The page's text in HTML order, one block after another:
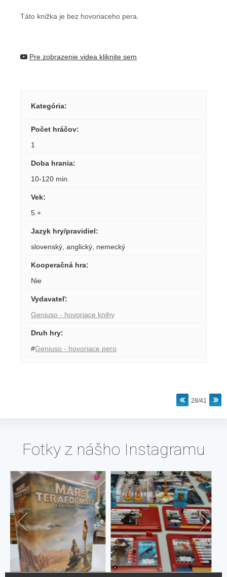
Táto knižka je bez hovoriaceho pera.
Pre zobrazenie videa kliknite sem
Kategória:
Počet hráčov:
1
Doba hrania:
10-120 min.
Vek:
5 +
Jazyk hry/pravidiel:
slovenský anglický nemecký
Kooperačná hra:
Nie
Vydavateľ:
Geniuso - hovoriace knihy
Druh hry:
#Geniuso - hovoriace pero
28/41
Fotky z nášho Instagramu